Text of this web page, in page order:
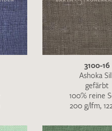
3100-16
Ashoka
gefärbt
100% reine
200 g/lfm,